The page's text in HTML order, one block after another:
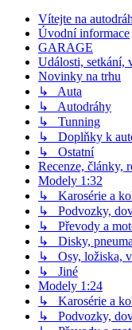
Vítejte na
Úvodní informace
GARAGE
Události, setkání,
Novinky na trhu
↳ Auta
↳ Autodráhy
↳ Tunning
↳ Doplňky k
↳ Ostatní
Recenze, články,
Modely 1:32
↳ Karosérie a
↳ Podvozky,
↳ Převody a
↳ Disky,
↳ Osy, ložiska,
↳ Jiné
Modely 1:24
↳ Karosérie a
↳ Podvozky,